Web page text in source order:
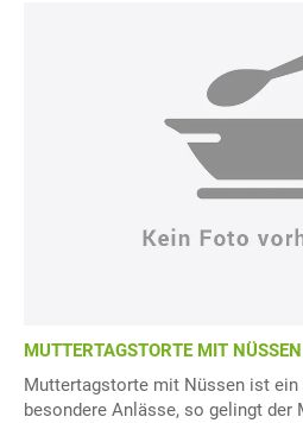
MUTTERTAGSTORTE MIT NÜSSEN
Muttertagstorte mit Nüssen ist ein
besondere Anlässe, so gelingt